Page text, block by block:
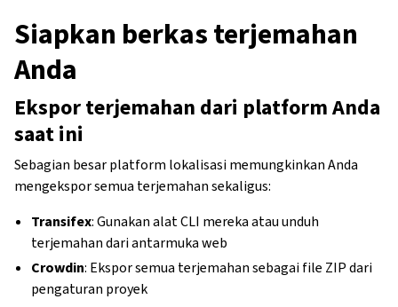
Siapkan berkas terjemahan
Anda
Ekspor terjemahan dari platform Anda
saat ini
Sebagian besar platform lokalisasi memungkinkan Anda
mengekspor semua terjemahan sekaligus:
Transifex: Gunakan alat CLI mereka atau unduh
terjemahan dari antarmuka web
Crowdin: Ekspor semua terjemahan sebagai file ZIP dari
pengaturan proyek